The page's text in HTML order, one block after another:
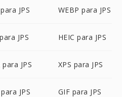
JPS WEBP para JPS
JPS HEIC para JPS
para JPS XPS para JPS
JPS GIF para JPS